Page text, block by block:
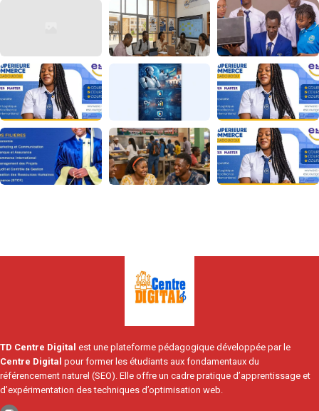
TD Centre Digital est une plateforme pédagogique développée par le
Centre Digital pour former les étudiants aux fondamentaux du
référencement naturel (SEO). Elle offre un cadre pratique d’apprentissage et
d’expérimentation des techniques d’optimisation web.